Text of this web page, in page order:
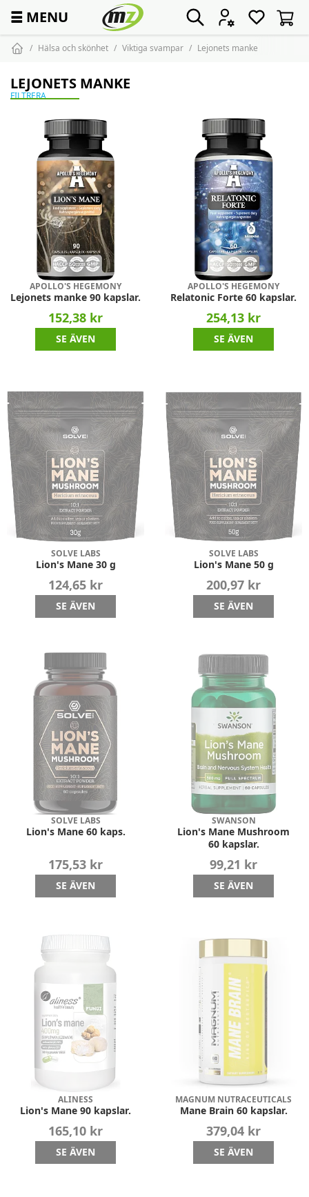
☰ MENU
Hälsa och skönhet Viktiga svampar Lejonets manke
LEJONETS MANKE
FILTRERA
APOLLO'S HEGEMONY
Lejonets manke 90 kapslar.
152,38 kr
SE ÄVEN
APOLLO'S HEGEMONY
Relatonic Forte 60 kapslar.
254,13 kr
SE ÄVEN
SOLVE LABS
Lion's Mane 30 g
124,65 kr
SE ÄVEN
SOLVE LABS
Lion's Mane 50 g
200,97 kr
SE ÄVEN
SOLVE LABS
Lion's Mane 60 kaps.
175,53 kr
SE ÄVEN
SWANSON
Lion's Mane Mushroom
60 kapslar.
99,21 kr
SE ÄVEN
ALINESS
Lion's Mane 90 kapslar.
165,10 kr
SE ÄVEN
MAGNUM NUTRACEUTICALS
Mane Brain 60 kapslar.
379,04 kr
SE ÄVEN